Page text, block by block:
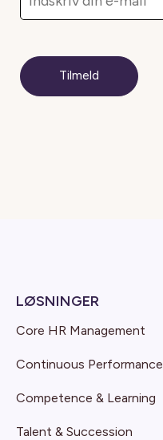
LØSNINGER
Core HR Management
Continuous Performance
Competence & Learning
Talent & Succession